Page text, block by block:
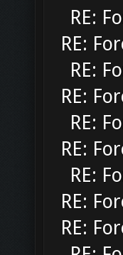
RE:
RE:
RE:
RE:
RE:
RE:
RE:
RE:
RE: